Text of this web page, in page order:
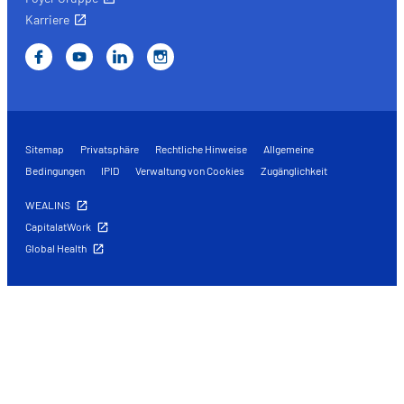
Karriere
Sitemap Privatsphäre Rechtliche Hinweise
Allgemeine
Bedingungen
IPID Verwaltung von Cookies Zugänglichkeit
WEALINS
CapitalatWork
Global Health